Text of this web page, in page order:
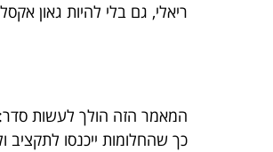
ריאלי, גם בלי להיות גאון
המאמר הזה הולך לעשות
כך שהחלומות ייכנסו לתקציב